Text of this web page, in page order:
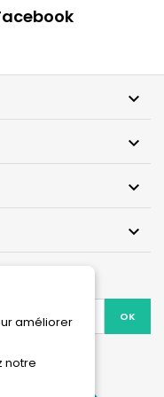




améliorer
notre